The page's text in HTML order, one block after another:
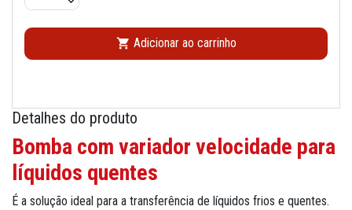
 Adicionar ao carrinho
Detalhes do produto
Bomba com variador velocidade para
líquidos quentes
É a solução ideal para a transferência de líquidos frios e quentes.